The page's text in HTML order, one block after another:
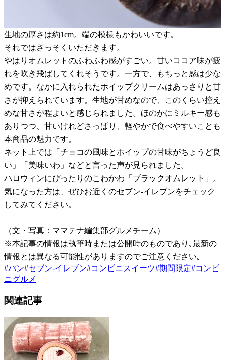
生地の厚さは約1cm。端の模様もかわいいです。
それではさっそくいただきます。
やはりオムレットのふわふわ感がすごい。甘いココア味が疲
れを吹き飛ばしてくれそうです。一方で、もちっと感は少な
めです。なかに入れられたホイップクリームはあっさりと甘
さが抑えられています。生地が甘めなので、このくらい控え
めな甘さが程よいと感じられました。ほのかにミルキー感も
ありつつ、甘いけれどさっぱり、軽やかで食べやすいことも
本商品の魅力です。
ネット上では「チョコの風味とホイップの甘味がちょうど良
い」「美味いわ」などと言った声が見られました。
ハロウィンにぴったりのこわかわ「ブラックオムレット」。
気になった方は、ぜひお近くのセブン-イレブンをチェック
してみてください。
（文・写真：ママテナ編集部グルメチーム）
※本記事の情報は執筆時または公開時のものであり､最新の
情報とは異なる可能性がありますのでご注意ください｡
#パン#セブン-イレブン#コンビニスイーツ#期間限定#コンビ
ニグルメ
関連記事